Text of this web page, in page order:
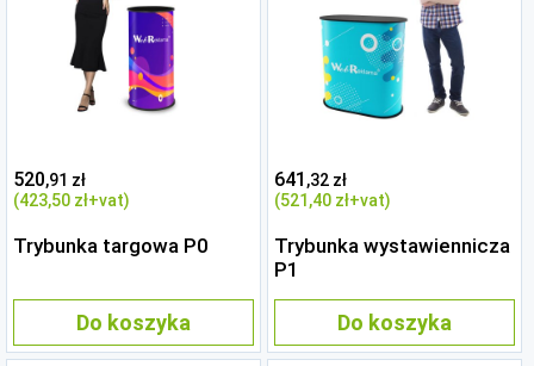
520,91 zł
(423,50 zł+vat)
Trybunka targowa P0
Do koszyka
641 ,32 zł
(521 ,40 zł+vat)
Trybunka wystawiennicza
P1
Do koszyka